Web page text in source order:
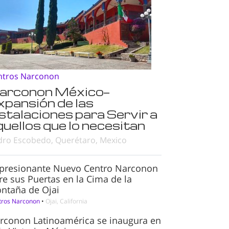
Narconon
México—
de las
para Servir a
que lo necesitan
Escobedo, Querétaro, Mexico
Nuevo Centro Narconon
sus Puertas en la Cima de la
de Ojai
Narconon • Ojai, California
Latinoamérica se inaugura en